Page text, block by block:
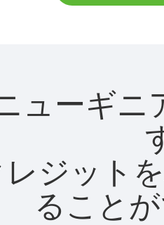
ューギ
ジット
ることが